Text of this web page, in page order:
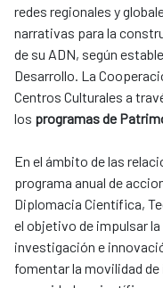
redes regionales y
narrativas para la
de su ADN, según
Desarrollo. La
Centros Culturales a
los programas de
En el ámbito de las
programa anual de
Diplomacia Científica,
el objetivo de impulsar
investigación e
fomentar la movilidad